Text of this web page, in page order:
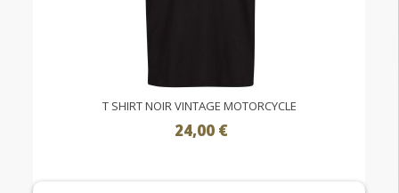
T SHIRT NOIR VINTAGE MOTORCYCLE
24,00 €